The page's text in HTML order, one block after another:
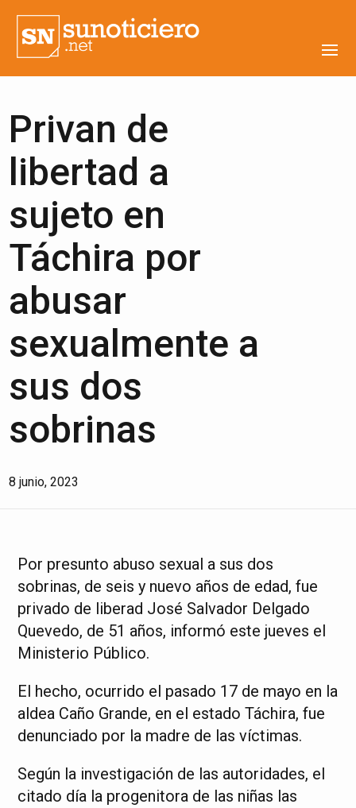
Privan de
libertad a
sujeto en
Táchira por
abusar
sexualmente a
sus dos
sobrinas
8 junio, 2023
Por presunto abuso sexual a sus dos
sobrinas, de seis y nuevo años de edad, fue
privado de liberad José Salvador Delgado
Quevedo, de 51 años, informó este jueves el
Ministerio Público.
El hecho, ocurrido el pasado 17 de mayo en la
aldea Caño Grande, en el estado Táchira, fue
denunciado por la madre de las víctimas.
Según la investigación de las autoridades, el
citado día la progenitora de las niñas las